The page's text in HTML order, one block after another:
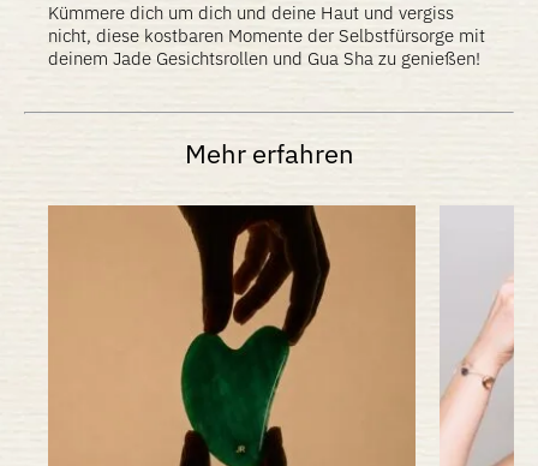
Kümmere dich um dich und deine Haut und vergiss
nicht, diese kostbaren Momente der Selbstfürsorge mit
deinem Jade Gesichtsrollen und Gua Sha zu genießen!
Mehr erfahren